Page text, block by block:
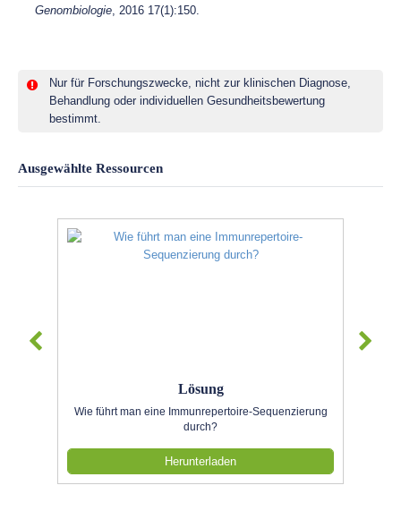
Genombiologie, 2016 17(1):150.
Nur für Forschungszwecke, nicht zur klinischen Diagnose,
Behandlung oder individuellen Gesundheitsbewertung
bestimmt.
Ausgewählte Ressourcen
Lösung
Wie führt man eine Immunrepertoire-Sequenzierung
durch?
Herunterladen